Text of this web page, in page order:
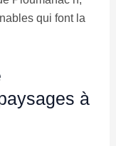
qui font la
à